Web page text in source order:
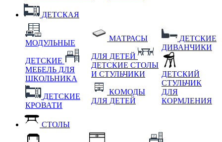
ДЕТСКАЯ
МОДУЛЬНЫЕ
ДЕТСКИЕ
МЕБЕЛЬ ДЛЯ
ШКОЛЬНИКА
ДЕТСКИЕ
КРОВАТИ
МАТРАСЫ
ДЛЯ ДЕТЕЙ
ДЕТСКИЕ СТОЛЫ
И СТУЛЬЧИКИ
КОМОДЫ
ДЛЯ ДЕТЕЙ
ДЕТСКИЕ
ДИВАНЧИКИ
ДЕТСКИЙ
СТУЛЬЧИК
ДЛЯ
КОРМЛЕНИЯ
СТОЛЫ